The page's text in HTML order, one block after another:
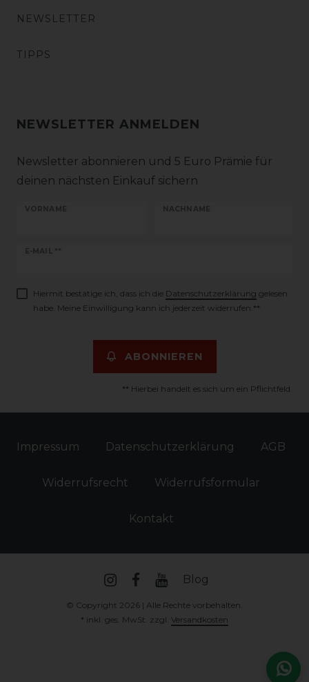
NEWSLETTER
TIPPS
NEWSLETTER ANMELDEN
Newsletter abonnieren und 5 Euro Prämie für
deinen nächsten Einkauf sichern
VORNAME NACHNAME
E-MAIL **
Newsletter
Hiermit bestätige ich, dass ich die Daten­schutz­erklärung gelesen
habe. Meine Einwilligung kann ich jederzeit widerrufen.**
ABONNIEREN
** Hierbei handelt es sich um ein Pflichtfeld.
Impressum Daten­schutz­erklärung AGB
Widerrufs­recht Widerrufs­formular
Kontakt
Blog
© Copyright 2026 | Alle Rechte vorbehalten.
* inkl. ges. MwSt. zzgl. Versandkosten